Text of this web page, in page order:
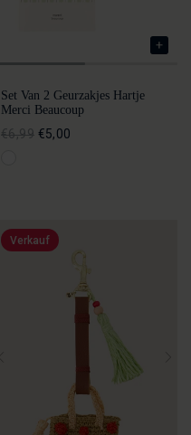
Set Van 2 Geurzakjes Hartje
Merci Beaucoup
€6,99 €5,00
Verkauf